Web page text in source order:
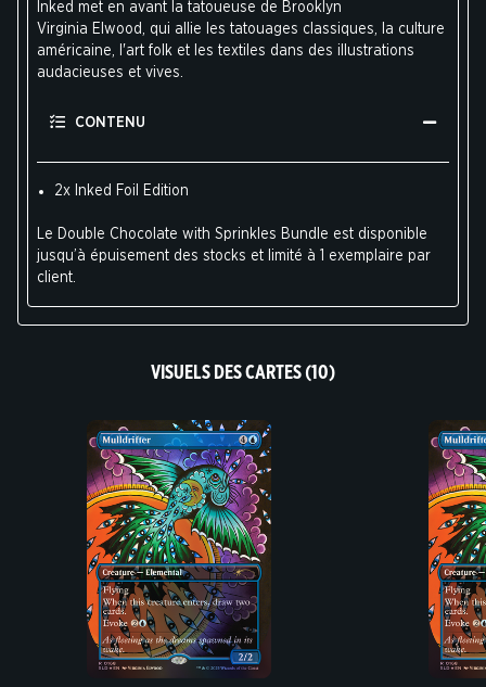
Inked met en avant la tatoueuse de Brooklyn
Virginia Elwood, qui allie les tatouages classiques, la culture
américaine, l'art folk et les textiles dans des illustrations
audacieuses et vives.
CONTENU
2x Inked Foil Edition
Le Double Chocolate with Sprinkles Bundle est disponible
jusqu’à épuisement des stocks et limité à 1 exemplaire par
client.
VISUELS DES CARTES (10)